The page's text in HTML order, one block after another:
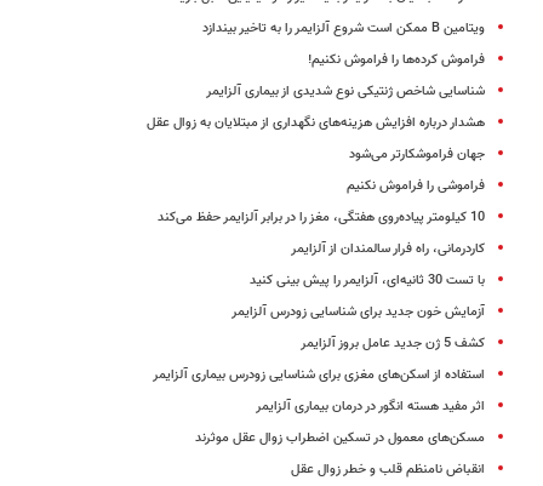
ویتامین B ممکن است شروع آلزایمر را به تاخیر بیندازد
فراموش کرده‌ها را فراموش نکنیم!
شناسایی شاخص ژنتیکی نوع شدیدی از بیماری آلزایمر
هشدار درباره افزایش هزینه‌های نگهداری از مبتلایان به زوال عقل
جهان فراموشکارتر می‌شود
فراموشی را فراموش نکنیم
10 کیلومتر پیاده‌روی هفتگی، مغز را در برابر آلزایمر حفظ می‌کند
کاردرمانی، راه فرار سالمندان از آلزایمر
با تست 30 ثانیه‌ای، آلزایمر را پیش بینی کنید
آزمایش خون جدید برای شناسایی زودرس آلزایمر
کشف 5 ژن جدید عامل بروز آلزایمر
استفاده از اسکن‌های مغزی برای شناسایی زودرس بیماری آلزایمر
اثر مفید هسته انگور در درمان بیماری آلزایمر
مسکن‌های معمول در تسکین اضطراب زوال عقل موثرند
انقباض نامنظم قلب و خطر زوال عقل